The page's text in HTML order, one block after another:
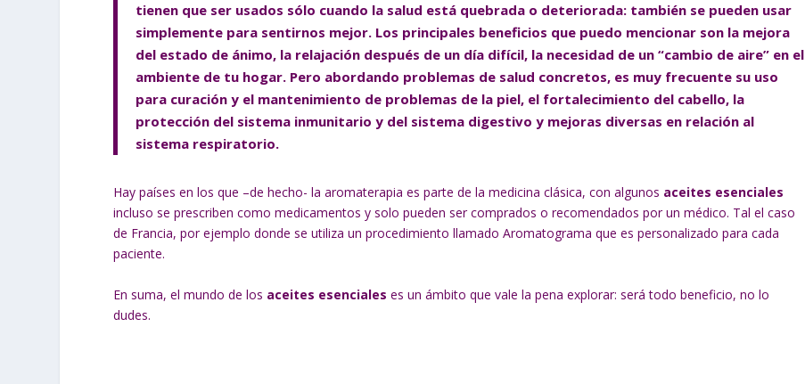
tienen que ser usados sólo cuando la salud está quebrada o deteriorada: también se pueden usar
simplemente para sentirnos mejor. Los principales beneficios que puedo mencionar son la mejora
del estado de ánimo, la relajación después de un día difícil, la necesidad de un “cambio de aire” en el
ambiente de tu hogar. Pero abordando problemas de salud concretos, es muy frecuente su uso
para curación y el mantenimiento de problemas de la piel, el fortalecimiento del cabello, la
protección del sistema inmunitario y del sistema digestivo y mejoras diversas en relación al
sistema respiratorio.
Hay países en los que –de hecho- la aromaterapia es parte de la medicina clásica, con algunos aceites esenciales
incluso se prescriben como medicamentos y solo pueden ser comprados o recomendados por un médico. Tal el caso
de Francia, por ejemplo donde se utiliza un procedimiento llamado Aromatograma que es personalizado para cada
paciente.
En suma, el mundo de los aceites esenciales es un ámbito que vale la pena explorar: será todo beneficio, no lo
dudes.